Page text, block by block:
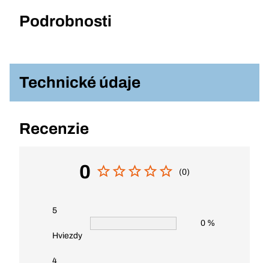
Podrobnosti
Technické údaje
Recenzie
0 (0)
5
Hviezdy
0 %
4